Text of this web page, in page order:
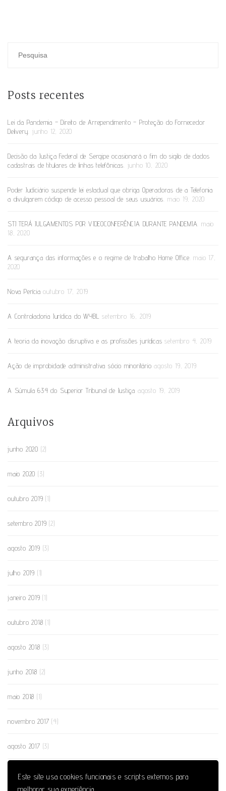
Este site usa cookies funcionais e scripts externos para
Posts recentes
Lei da Pandemia – Direito de Arrependimento – Proteção do Fornecedor
Delivery. junho 12, 2020
Decisão da Justiça Federal de Sergipe ocasionará o fim do sigilo de dados
cadastrais de titulares de linhas telefônicas. junho 10, 2020
Poder Judiciário suspende lei estadual que obriga Operadoras de a Telefonia
a divulgarem código de acesso pessoal de seus usuários. maio 19, 2020
STJ TERÁ JULGAMENTOS POR VIDEOCONFERÊNCIA DURANTE PANDEMIA. maio
18, 2020
A segurança das informações e o regime de trabalho Home Office. maio 17,
2020
Nova Perícia outubro 17, 2019
A Controladoria Jurídica do WYBL setembro 16, 2019
A teoria da inovação disruptiva e as profissões jurídicas setembro 4, 2019
Ação de improbidade administrativa sócio minoritário agosto 19, 2019
A Súmula 634 do Superior Tribunal de Justiça agosto 19, 2019
Arquivos
junho 2020 (2)
maio 2020 (3)
outubro 2019 (1)
setembro 2019 (2)
agosto 2019 (3)
julho 2019 (1)
janeiro 2019 (1)
outubro 2018 (1)
agosto 2018 (3)
junho 2018 (2)
maio 2018 (1)
novembro 2017 (4)
agosto 2017 (3)